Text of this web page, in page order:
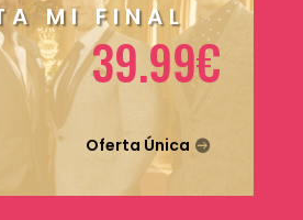
MI FINAL
39.99€
Oferta Única